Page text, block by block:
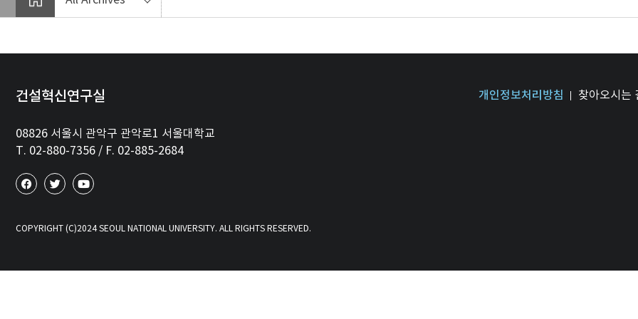
건설혁신연구실 개인정보처리방침 찾아오시는
08826 서울시 관악구 관악로1 서울대학교
T. 02-880-7356 / F. 02-885-2684
COPYRIGHT (C)2024 SEOUL NATIONAL UNIVERSITY. ALL RIGHTS RESERVED.